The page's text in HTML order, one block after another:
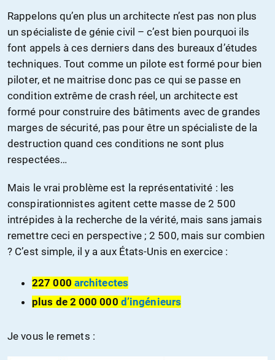
Rappelons qu’en plus un architecte n’est pas non plus
un spécialiste de génie civil – c’est bien pourquoi ils
font appels à ces derniers dans des bureaux d’études
techniques. Tout comme un pilote est formé pour bien
piloter, et ne maitrise donc pas ce qui se passe en
condition extrême de crash réel, un architecte est
formé pour construire des bâtiments avec de grandes
marges de sécurité, pas pour être un spécialiste de la
destruction quand ces conditions ne sont plus
respectées…
Mais le vrai problème est la représentativité : les
conspirationnistes agitent cette masse de 2 500
intrépides à la recherche de la vérité, mais sans jamais
remettre ceci en perspective ; 2 500, mais sur combien
? C’est simple, il y a aux États-Unis en exercice :
227 000 architectes
plus de 2 000 000 d’ingénieurs
Je vous le remets :